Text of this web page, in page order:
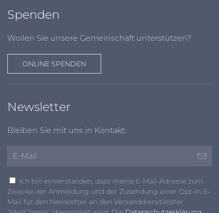
Spenden
Wollen Sie unsere Gemeinschaft unterstützen?
ONLINE SPENDEN
Newsletter
Bleiben Sie mit uns in Kontakt:
Ich bin einverstanden, dass meine E-Mail-Adresse zum
Zwecke der Anmeldung und der Zusendung einer Opt-in-E-
Mail für den Newsletter an den Versanddienstleister